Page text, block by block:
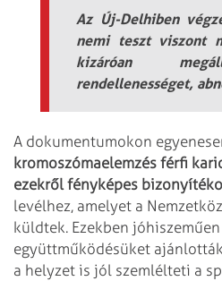
Az Új-Delhiben
nemi teszt viszont
kizáróan
rendellenességet,
A dokumentumokon
kromoszómaelemzés férfi
ezekről fényképes
levélhez, amelyet a
küldtek. Ezekben
együttműködésüket
a helyzet is jól szemlélteti a